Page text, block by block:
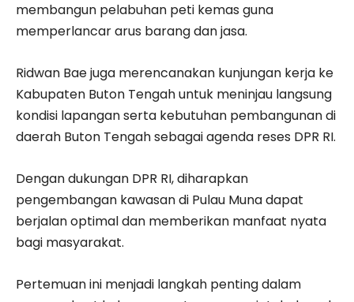
membangun pelabuhan peti kemas guna
memperlancar arus barang dan jasa.
Ridwan Bae juga merencanakan kunjungan kerja ke
Kabupaten Buton Tengah untuk meninjau langsung
kondisi lapangan serta kebutuhan pembangunan di
daerah Buton Tengah sebagai agenda reses DPR RI.
Dengan dukungan DPR RI, diharapkan
pengembangan kawasan di Pulau Muna dapat
berjalan optimal dan memberikan manfaat nyata
bagi masyarakat.
Pertemuan ini menjadi langkah penting dalam